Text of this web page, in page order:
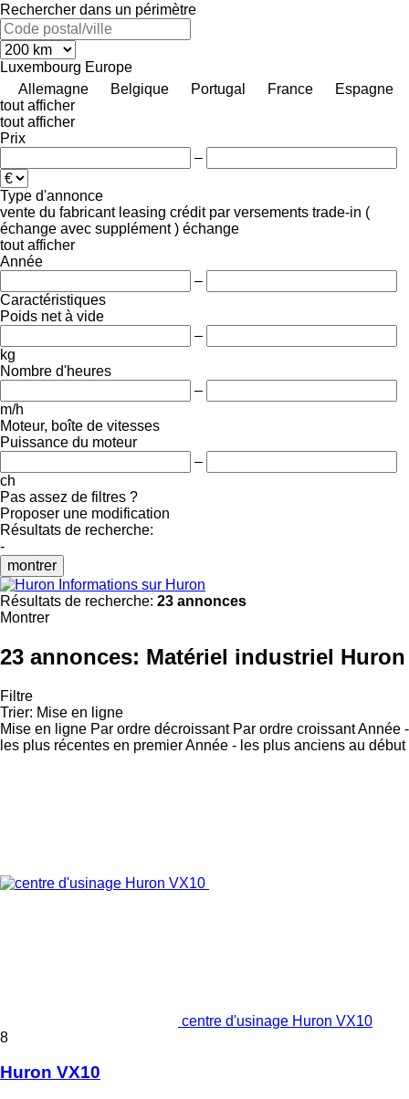
Rechercher dans un périmètre
Luxembourg Europe
Allemagne
Belgique Portugal France
Espagne
tout afficher
tout afficher
Prix
–
Type d'annonce
vente du fabricant leasing crédit par versements trade-in (
échange avec supplément ) échange
tout afficher
Année
–
Caractéristiques
Poids net à vide
–
kg
Nombre d'heures
–
m/h
Moteur, boîte de vitesses
Puissance du moteur
–
ch
Pas assez de filtres ?
Proposer une modification
Résultats de recherche:
-
montrer
Informations sur Huron
Résultats de recherche: 23 annonces
Montrer
23 annonces: Matériel industriel Huron
Filtre
Trier: Mise en ligne
Mise en ligne Par ordre décroissant Par ordre croissantAnnée -
les plus récentes en premierAnnée - les plus anciens au début
centre d'usinage Huron VX10
8
Huron VX10